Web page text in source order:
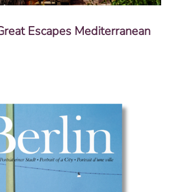
Escapes Mediterranean